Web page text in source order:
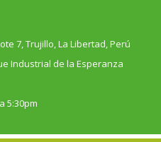
7, Trujillo, La Libertad, Perú
Industrial de la Esperanza
5:30pm